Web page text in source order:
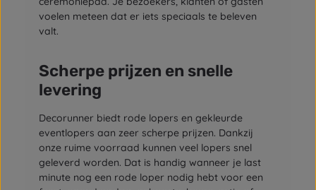
voelen meteen dat er iets speciaals te beleven
valt.
Scherpe prijzen en snelle
levering
Decorunner biedt rode lopers en gekleurde
eventlopers aan zeer scherpe prijzen. Dankzij
onze ruime voorraad kunnen veel lopers snel
geleverd worden. Dat is handig wanneer je last
minute nog een rode loper nodig hebt voor een